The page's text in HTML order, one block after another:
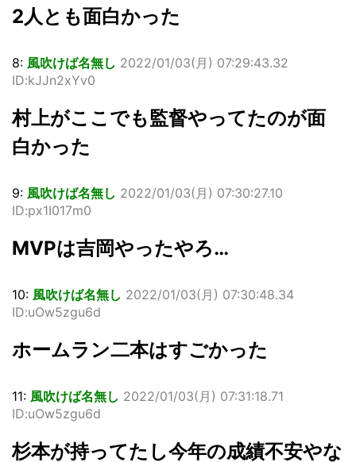
2人とも面白かった
8: 風吹けば名無し 2022/01/03(月) 07:29:43.32
ID:kJJn2xYv0
村上がここでも監督やってたのが面
白かった
9: 風吹けば名無し 2022/01/03(月) 07:30:27.10
ID:px1I017m0
MVPは吉岡やったやろ…
10: 風吹けば名無し 2022/01/03(月) 07:30:48.34
ID:uOw5zgu6d
ホームラン二本はすごかった
11: 風吹けば名無し 2022/01/03(月) 07:31:18.71
ID:uOw5zgu6d
杉本が持ってたし今年の成績不安やな